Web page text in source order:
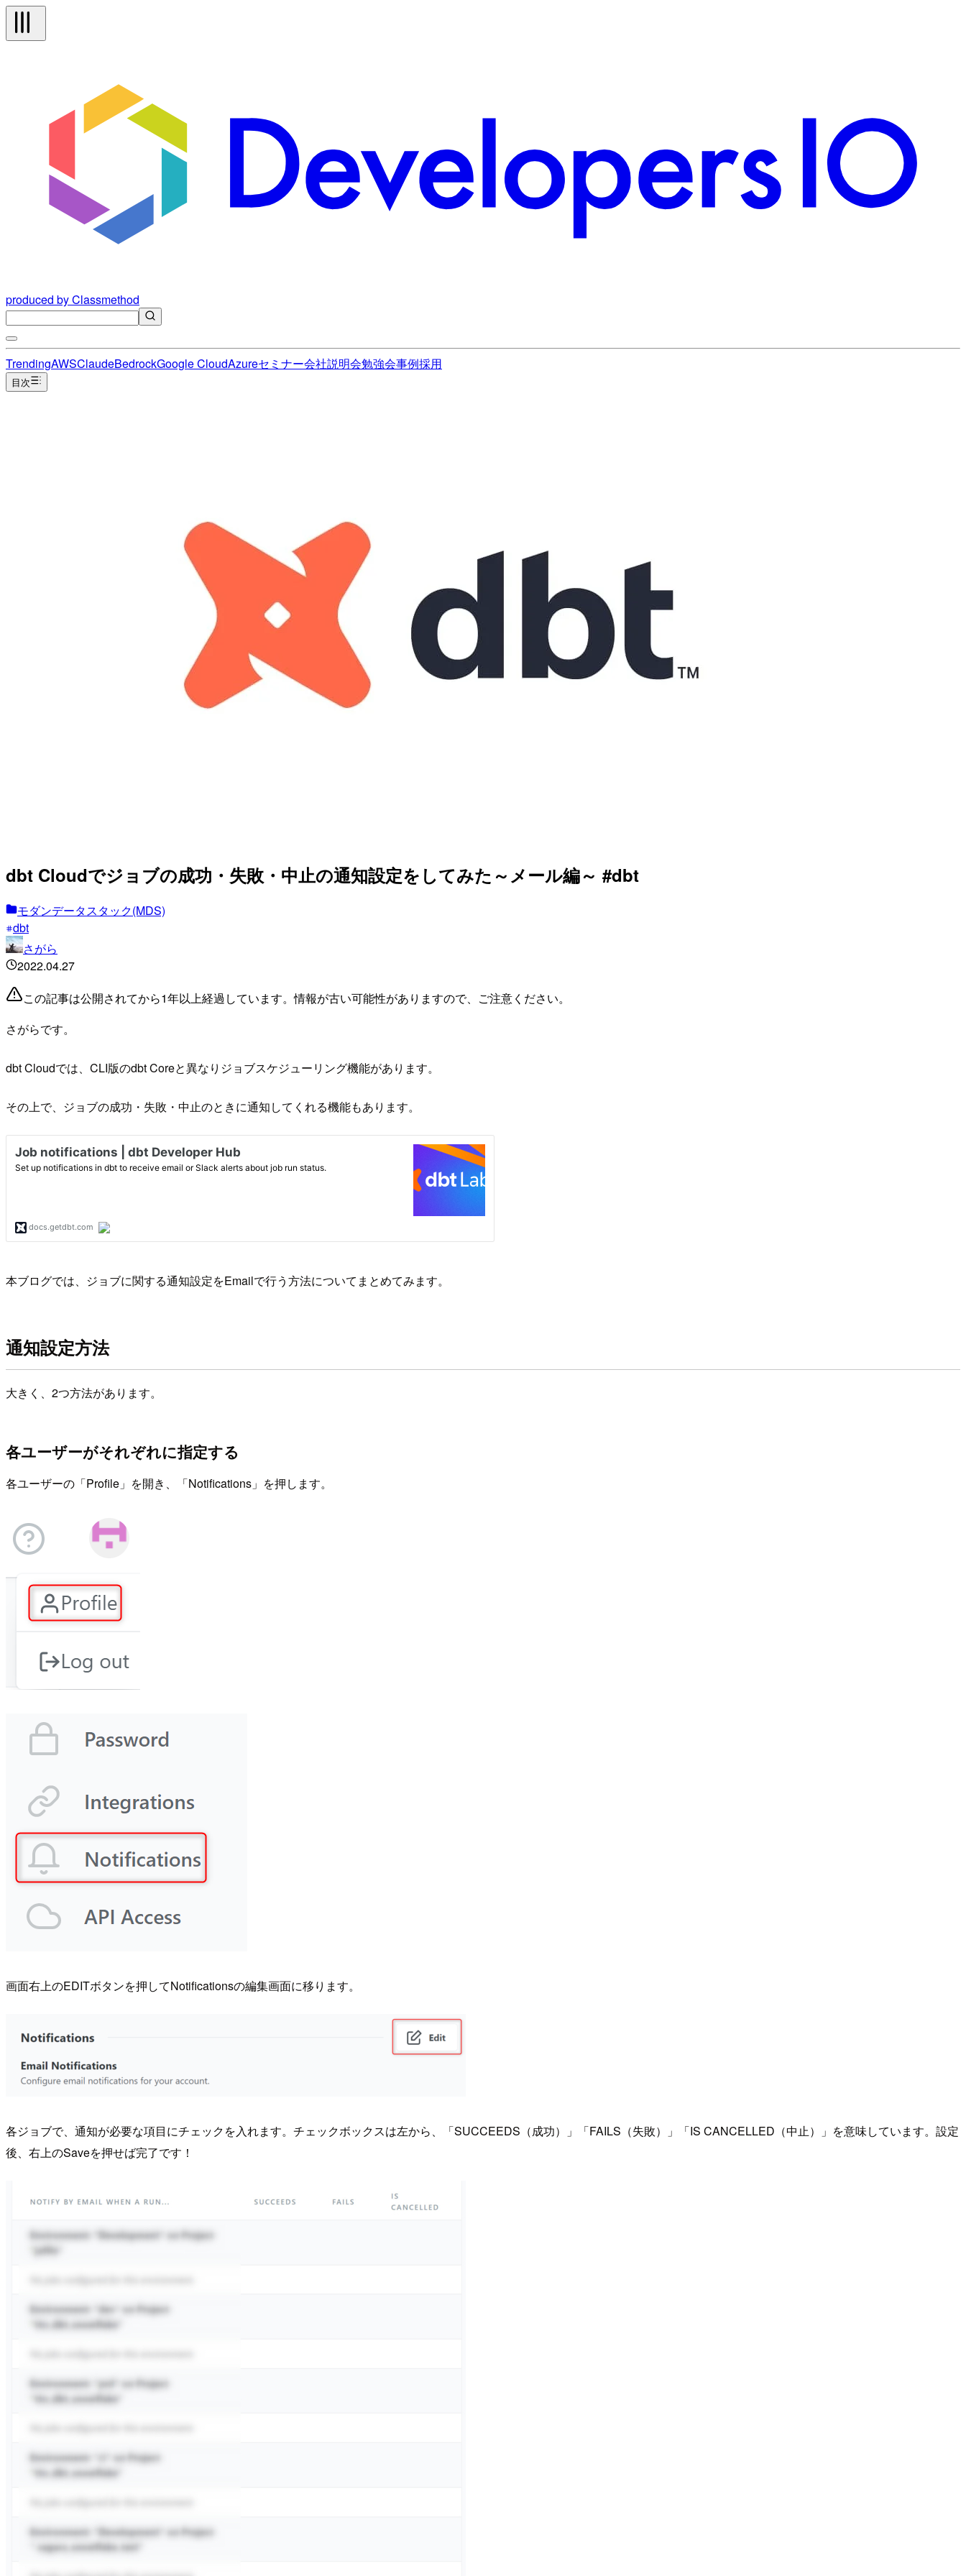
produced by Classmethod
TrendingAWSClaudeBedrockGoogle CloudAzureセミナー会社説明会勉強会事例採用
目次
dbt Cloudでジョブの成功・失敗・中止の通知設定をしてみた～メール編～ #dbt
モダンデータスタック(MDS)
dbt
さがら
2022.04.27
この記事は公開されてから1年以上経過しています。情報が古い可能性がありますので、ご注意ください。
さがらです。
dbt Cloudでは、CLI版のdbt Coreと異なりジョブスケジューリング機能があります。
その上で、ジョブの成功・失敗・中止のときに通知してくれる機能もあります。
本ブログでは、ジョブに関する通知設定をEmailで行う方法についてまとめてみます。
通知設定方法
大きく、2つ方法があります。
各ユーザーがそれぞれに指定する
各ユーザーの「Profile」を開き、「Notifications」を押します。
画面右上のEDITボタンを押してNotificationsの編集画面に移ります。
各ジョブで、通知が必要な項目にチェックを入れます。チェックボックスは左から、「SUCCEEDS（成功）」「FAILS（失敗）」「IS CANCELLED（中止）」を意味しています。設定
後、右上のSaveを押せば完了です！